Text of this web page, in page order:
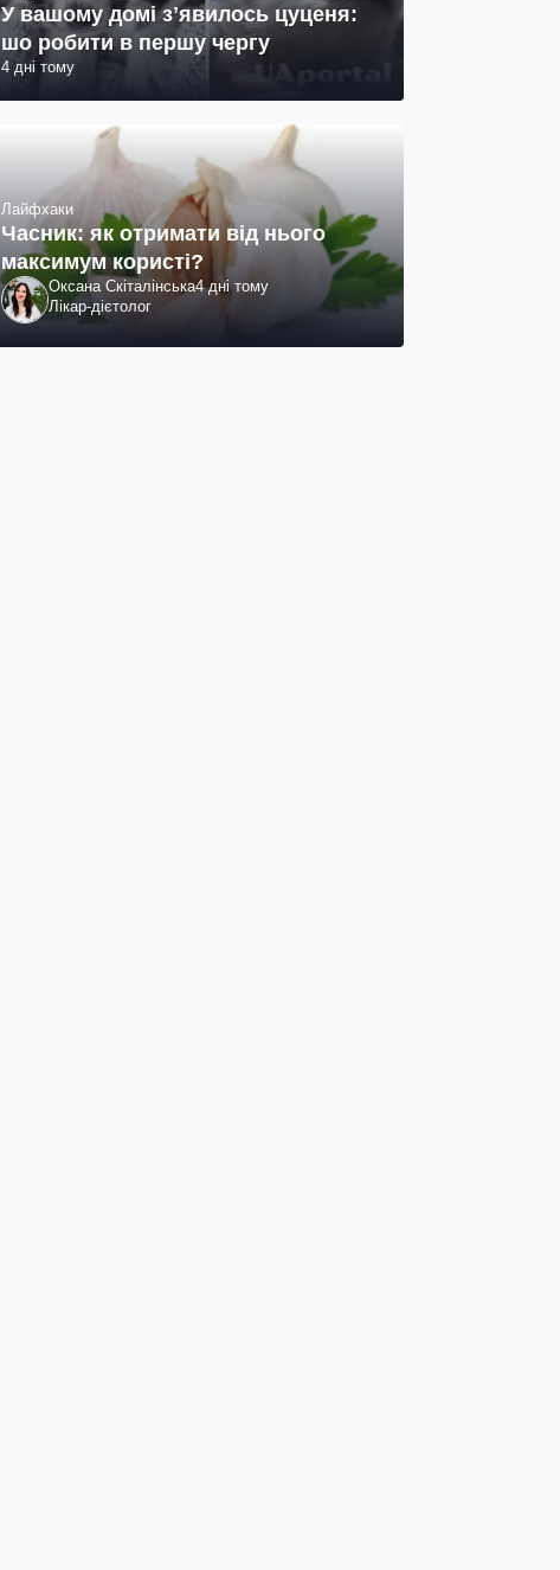
У вашому домі зʼявилось цуценя:
шо робити в першу чергу
4 дні тому
Лайфхаки
Часник: як отримати від нього
максимум користі?
Оксана Скіталінська4 дні тому
Лікар-дієтолог